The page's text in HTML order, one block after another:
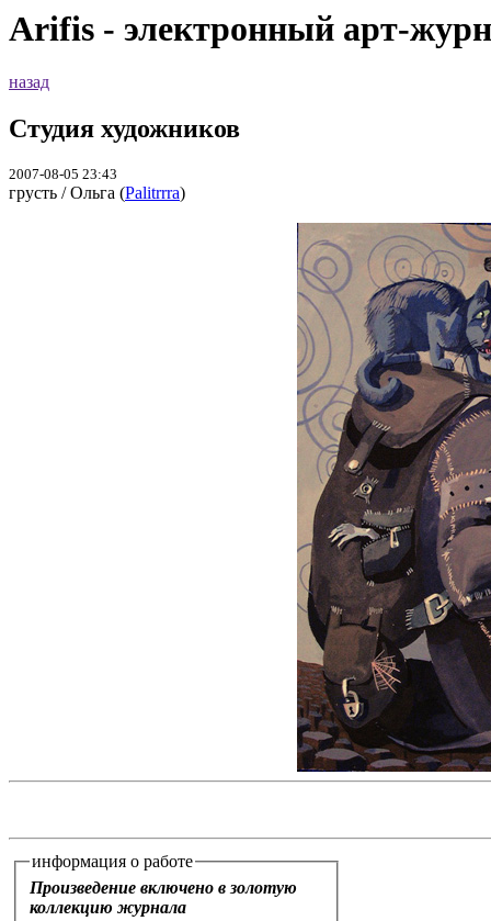
Arifis - электронный арт-
назад
Студия художников
2007-08-05 23:43
грусть / Ольга (Palitrrra)
информация о работе
Произведение включено в золотую
коллекцию журнала